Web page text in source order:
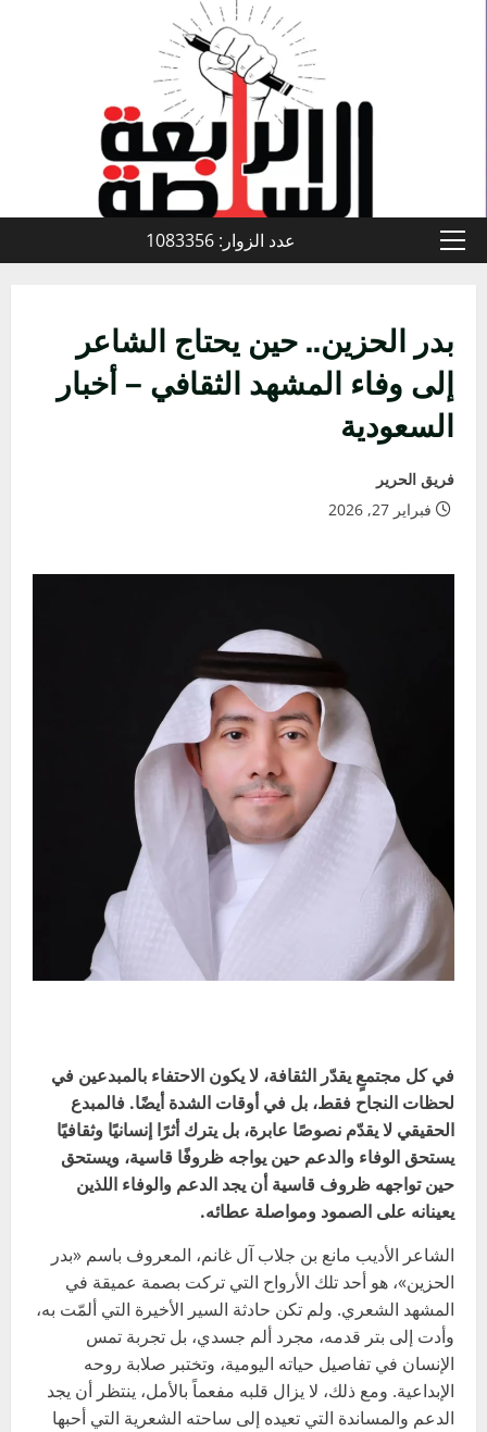
القائمة
عدد الزوار: 1083356
بدر الحزين.. حين يحتاج الشاعر
إلى وفاء المشهد الثقافي – أخبار
السعودية
فريق الحرير
فبراير 27, 2026
في كل مجتمعٍ يقدّر الثقافة، لا يكون الاحتفاء بالمبدعين في
لحظات النجاح فقط، بل في أوقات الشدة أيضًا. فالمبدع
الحقيقي لا يقدّم نصوصًا عابرة، بل يترك أثرًا إنسانيًا وثقافيًا
يستحق الوفاء والدعم حين يواجه ظروفًا قاسية، ويستحق
حين تواجهه ظروف قاسية أن يجد الدعم والوفاء اللذين
يعينانه على الصمود ومواصلة عطائه.
الشاعر الأديب مانع بن جلاب آل غانم، المعروف باسم «بدر
الحزين»، هو أحد تلك الأرواح التي تركت بصمة عميقة في
المشهد الشعري. ولم تكن حادثة السير الأخيرة التي ألمّت به،
وأدت إلى بتر قدمه، مجرد ألم جسدي، بل تجربة تمس
الإنسان في تفاصيل حياته اليومية، وتختبر صلابة روحه
الإبداعية. ومع ذلك، لا يزال قلبه مفعماً بالأمل، ينتظر أن يجد
الدعم والمساندة التي تعيده إلى ساحته الشعرية التي أحبها